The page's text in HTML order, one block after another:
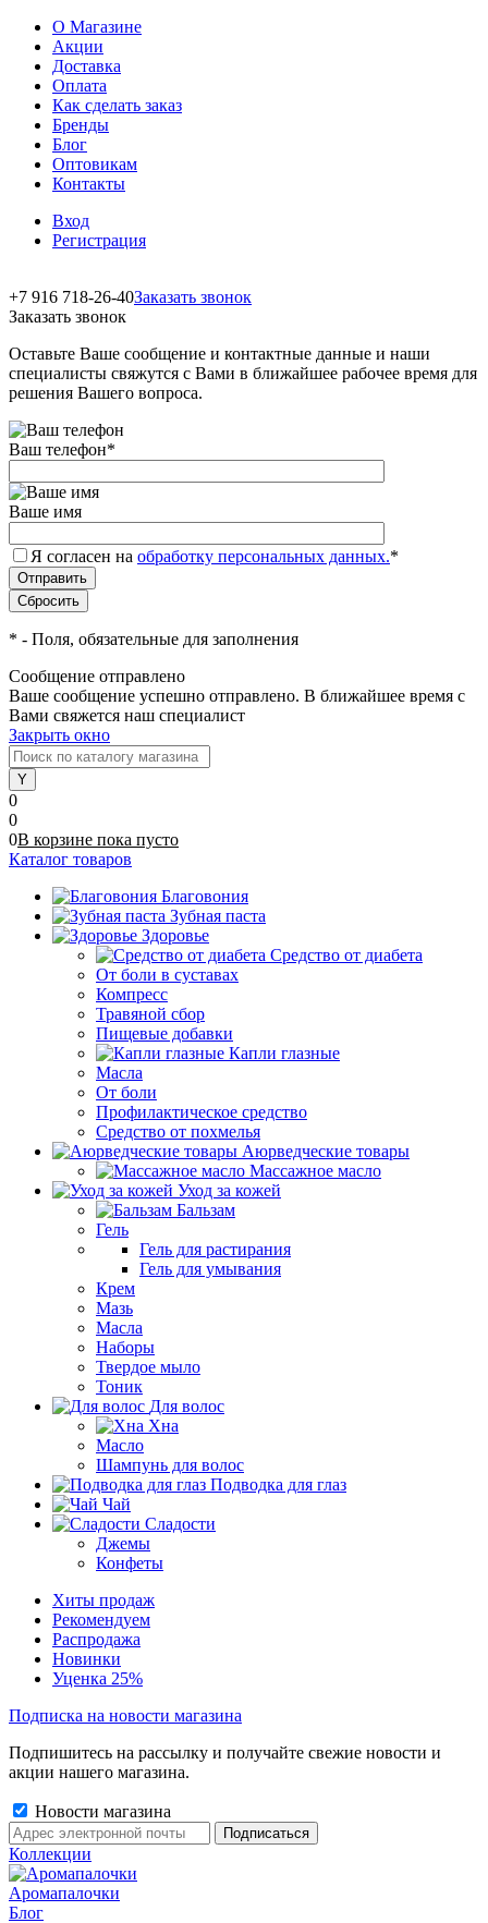
О Магазине
Акции
Доставка
Оплата
Как сделать заказ
Бренды
Блог
Оптовикам
Контакты
Вход
Регистрация
+7 916 718-26-40Заказать звонок
Заказать звонок
Оставьте Ваше сообщение и контактные данные и наши
специалисты свяжутся с Вами в ближайшее рабочее время для
решения Вашего вопроса.
Ваш телефон*
Ваше имя
Я согласен на обработку персональных данных.*
* - Поля, обязательные для заполнения
Сообщение отправлено
Ваше сообщение успешно отправлено. В ближайшее время с
Вами свяжется наш специалист
Закрыть окно
0
0
0В корзине пока пусто
Каталог товаров
Благовония
Зубная паста
Здоровье
Средство от диабета
От боли в суставах
Компресс
Травяной сбор
Пищевые добавки
Капли глазные
Масла
От боли
Профилактическое средство
Средство от похмелья
Аюрведческие товары
Массажное масло
Уход за кожей
Бальзам
Гель
Гель для растирания
Гель для умывания
Крем
Мазь
Масла
Наборы
Твердое мыло
Тоник
Для волос
Хна
Масло
Шампунь для волос
Подводка для глаз
Чай
Сладости
Джемы
Конфеты
Хиты продаж
Рекомендуем
Распродажа
Новинки
Уценка 25%
Подписка на новости магазина
Подпишитесь на рассылку и получайте свежие новости и
акции нашего магазина.
Новости магазина
Коллекции
Аромапалочки
Блог